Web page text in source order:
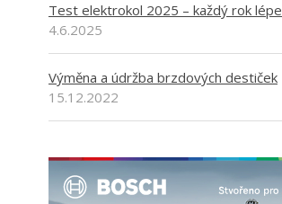
Test elektrokol 2025 – každý rok lépe
4.6.2025
Výměna a údržba brzdových destiček
15.12.2022